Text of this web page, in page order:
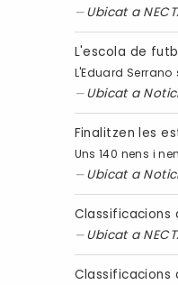
Ubicat a
L'escola de
L'Eduard
Ubicat a
Finalitzen les
Uns 140 nens i
Ubicat a
Classificacions
Ubicat a
Classificacions